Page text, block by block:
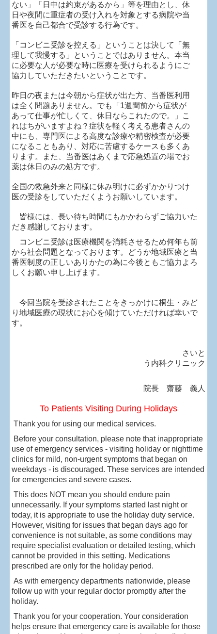
地図、交通案内 のコピー
ない」
「日中は約束があるから」等を理由とし、休
日や夜間に重症者の受け入れを対象とする病院や当
番医を自己都合で受診する行為です。
「コンビニ受診を控える」ということは決して「無
理して我慢する」ということではありません。本当
に必要な人が必要な時に医療を受けられるようにご
協力していただきたいということです。
昨日の夜または今朝から症状が出た方、当番医利用
は全く問題ありません。でも「 1週間前から症状が
あって仕事が忙しくて、休日ならこれたので。」こ
れはちがいますよね？症状を軽く考える患者さんの
中にも、専門医による高度な診療や精密検査が必要
になることもあり、対応に苦慮するケースも多くあ
ります。また、当番医はあくまで応急処置の場でお
薬は休日のみの処方です。
全国の救急外来と同様に休み明けに必ずかかりつけ
医の受診をしていただくようお願いしています。
皆様には、長い待ち時間にもかかわらずご協力いた
だき感謝しております。
コンビニ受診は医療機関を消耗させるため何年も前
から社会問題となっております。どうか地域医療と当
番医制度の正しいありかたの為に今後ともご協力よろ
しくお願い申し上げます。
今回当院を受診されたことをきっかけに桐生・みど
り地域医療の現状にお心を傾けていただければ幸いで
す。
さいと
う内科クリニック
院長 齋藤 義人
To Patients Visiting During Holidays
Thank you for using our medical services.
Before your consultation, please note that inappropriate
use of emergency services - visiting holiday or nighttime
clinics for mild, non-urgent symptoms that began on
weekdays - is discouraged. These services are intended
for emergencies and severe cases.
This does NOT mean you should endure pain
unnecessarily. If your symptoms started last night or
today, it is appropriate to use the holiday duty service.
However, visiting for issues that began days ago for
convenience is not suitable, as some conditions may
require specialist evaluation or detailed testing, which
cannot be provided in this setting. Medications
prescribed are only for the holiday period.
As with emergency departments nationwide, please
follow up with your regular doctor promptly after the
holiday.
Thank you for your cooperation. Your consideration
helps ensure that emergency care is available for those